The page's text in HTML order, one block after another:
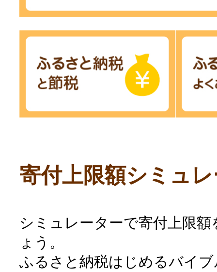
寄付上限額シミュ
シミュレーターで寄付上限
ょう。
ふるさと納税はじめるバイ